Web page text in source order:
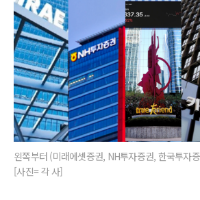
왼쪽부터 (미래에셋증권, NH투자증권, 한국투자
[사진= 각 사]